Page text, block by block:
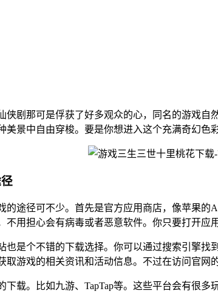
侠剧那可是俘获了好多观众的心，同名的游戏
景中自由穿梭。要是你想进入这个充满奇幻色
的途径可不少。首先是官方应用商店，像苹果
不用担心会有病毒或者恶意软件。你只要打开应
也是个不错的下载选择。你可以通过搜索引擎
取游戏的相关资讯和活动信息。不过在访问官网
下载。比如九游、TapTap等。这些平台会有很